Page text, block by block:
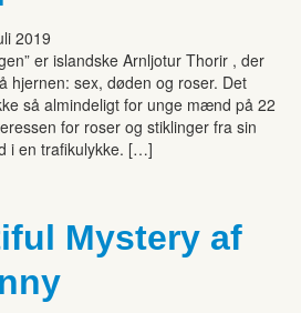
2019
er islandske Arnljotur Thorir , der
hjernen: sex, døden og roser. Det
så almindeligt for unge mænd på 22
for roser og stiklinger fra sin
i en trafikulykke. […]
Mystery af